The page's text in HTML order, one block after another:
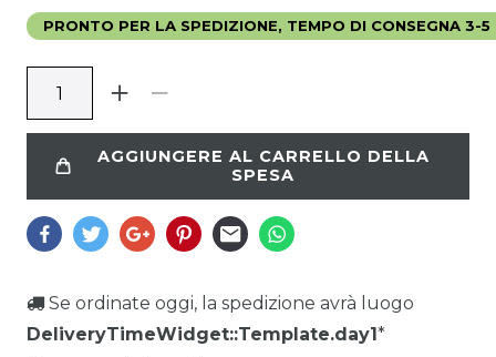
PRONTO PER LA SPEDIZIONE, TEMPO DI CONSEGNA 3-5
AGGIUNGERE AL CARRELLO DELLA
SPESA
Se ordinate oggi, la spedizione avrà luogo
DeliveryTimeWidget::Template.day1*